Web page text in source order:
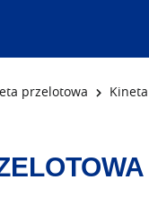
przelotowa